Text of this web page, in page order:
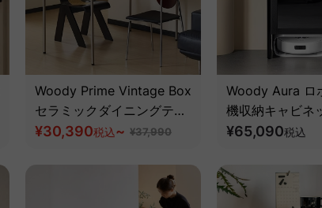
Woody Prime Vintage Box
セラミックダイニングテー
ブル【高級天然ツゲ材】
¥30,390税込~ ¥37,990
Woody Aura ロ
機収納キャビネ
天然ホワイトア
¥65,090税込